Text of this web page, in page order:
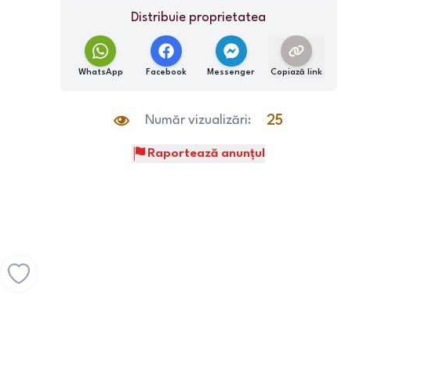
Distribuie proprietatea
WhatsApp Facebook Messenger Copiază link
Număr vizualizări: 25
Raportează anunțul